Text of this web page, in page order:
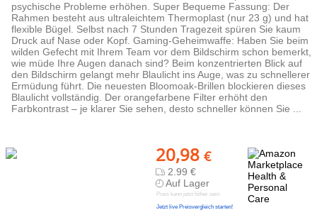
psychische Probleme erhöhen. Super Bequeme Fassung: Der
Rahmen besteht aus ultraleichtem Thermoplast (nur 23 g) und hat
flexible Bügel. Selbst nach 7 Stunden Tragezeit spüren Sie kaum
Druck auf Nase oder Kopf. Gaming-Geheimwaffe: Haben Sie beim
wilden Gefecht mit Ihrem Team vor dem Bildschirm schon bemerkt,
wie müde Ihre Augen danach sind? Beim konzentrierten Blick auf
den Bildschirm gelangt mehr Blaulicht ins Auge, was zu schnellerer
Ermüdung führt. Die neuesten Bloomoak-Brillen blockieren dieses
Blaulicht vollständig. Der orangefarbene Filter erhöht den
Farbkontrast – je klarer Sie sehen, desto schneller können Sie ...
20,98 €
2.99 €
Auf Lager
Preis kann jetzt höher sein
Jetzt live Preisvergleich starten!